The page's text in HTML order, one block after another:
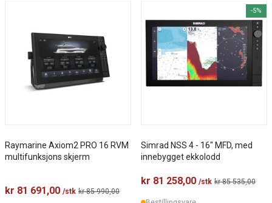
Raymarine Axiom2 PRO 16 RVM
multifunksjons skjerm
kr 81 691,00 /stk kr 85 990,00
-5%
Simrad NSS 4 - 16" MFD, med
innebygget ekkolodd
kr 81 258,00 /stk kr 85 535,00